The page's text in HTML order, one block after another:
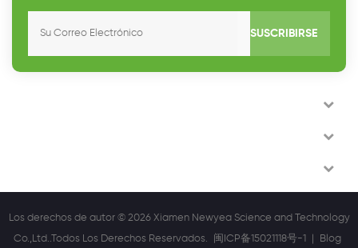
SUSCRIBIRSE
Los derechos de autor © 2026 Xiamen Newyea Science and Technology
Co.,Ltd..Todos Los Derechos Reservados.
闽ICP备15021118号-1 Blog